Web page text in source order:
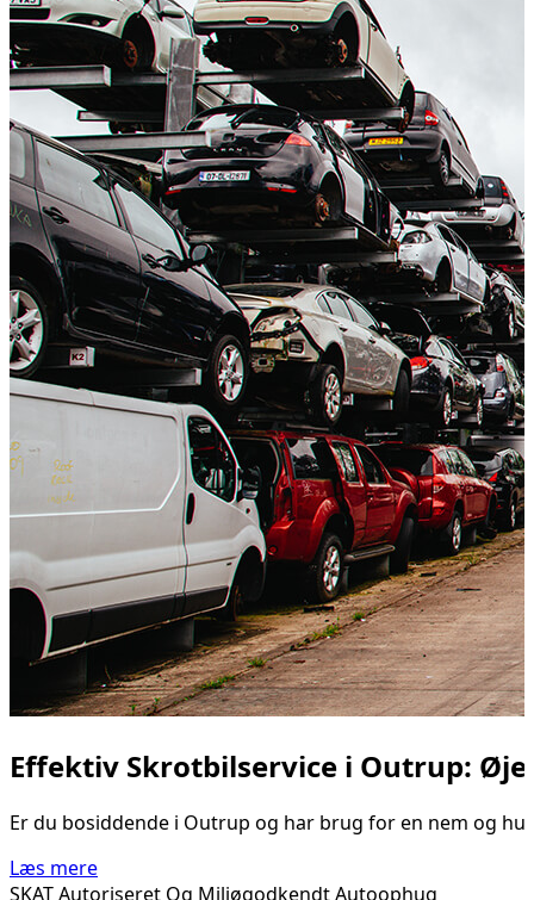
Effektiv Skrotbilservice i Outrup:
Er du bosiddende i Outrup og har brug for en nem og
Læs mere
SKAT Autoriseret Og Miljøgodkendt Autoophug